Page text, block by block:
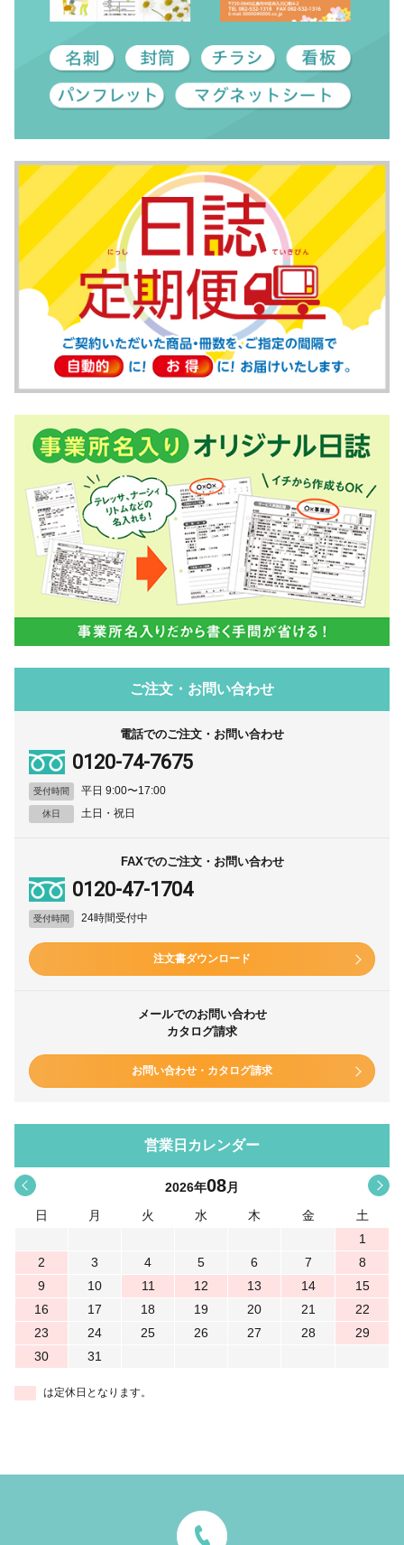
ご注文・お問い合わせ
電話でのご注文・お問い合わせ
0120-74-7675
受付時間 平日 9:00〜17:00
休日 土日・祝日
FAXでのご注文・お問い合わせ
0120-47-1704
受付時間 24時間受付中
注文書ダウンロード
メールでのお問い合わせ
カタログ請求
お問い合わせ・カタログ請求
営業日カレンダー
< >
2026年08月
日
月 火 水 木 金
土
1
2
3 4 5 6 7
8
9
10 11 12 13 14
15
16
17 18 19 20 21
22
23
24 25 26 27 28
29
30
31
は定休日となります。